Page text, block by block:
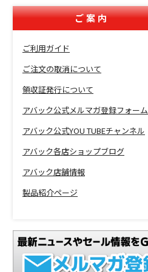
ご案内
ご利用ガイド
ご注文の取消について
領収証発行について
アバック公式メルマガ登録フォーム
アバック公式YOU TUBEチャンネル
アバック各店ショップブログ
アバック店舗情報
製品紹介ページ